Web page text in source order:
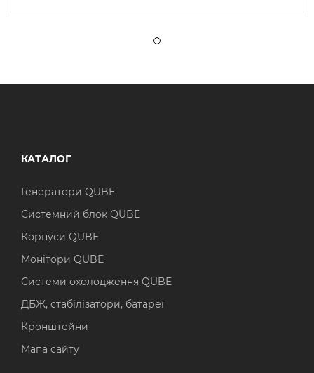
КАТАЛОГ
Генератори QUBE
Системний блок QUBE
Корпуси QUBE
Монітори QUBE
Системи охолодження QUBE
ДБЖ, стабілізатори, батареї
Кронштейни
Мапа сайту